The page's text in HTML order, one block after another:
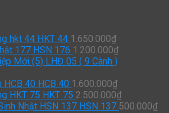
HKT 44 1.650.000₫
HSN 176 1.200.000₫
LHĐ 05 ( 9 Cành )
HCB 40 1.600.000₫
HKT 75 2.500.000₫
HSN 137 500.000₫